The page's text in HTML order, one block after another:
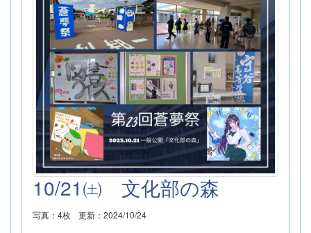
10/21㈯ 文化部の森
写真：4枚 更新：2024/10/24